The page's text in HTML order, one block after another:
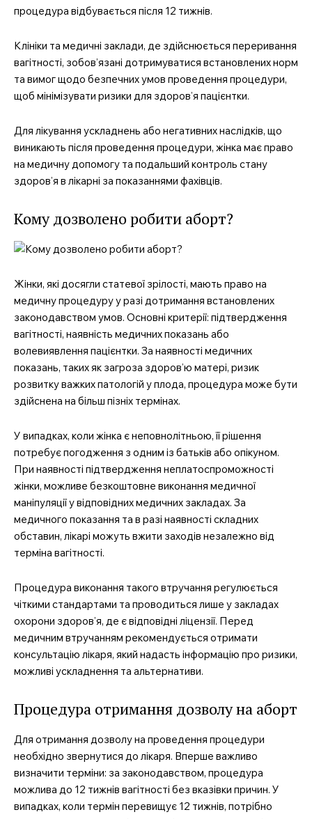
процедура відбувається після 12 тижнів.
Клініки та медичні заклади, де здійснюється переривання
вагітності, зобов’язані дотримуватися встановлених норм
та вимог щодо безпечних умов проведення процедури,
щоб мінімізувати ризики для здоров’я пацієнтки.
Для лікування ускладнень або негативних наслідків, що
виникають після проведення процедури, жінка має право
на медичну допомогу та подальший контроль стану
здоров’я в лікарні за показаннями фахівців.
Кому дозволено робити аборт?
Жінки, які досягли статевої зрілості, мають право на
медичну процедуру у разі дотримання встановлених
законодавством умов. Основні критерії: підтвердження
вагітності, наявність медичних показань або
волевиявлення пацієнтки. За наявності медичних
показань, таких як загроза здоров’ю матері, ризик
розвитку важких патологій у плода, процедура може бути
здійснена на більш пізніх термінах.
У випадках, коли жінка є неповнолітньою, її рішення
потребує погодження з одним із батьків або опікуном.
При наявності підтвердження неплатоспроможності
жінки, можливе безкоштовне виконання медичної
маніпуляції у відповідних медичних закладах. За
медичного показання та в разі наявності складних
обставин, лікарі можуть вжити заходів незалежно від
терміна вагітності.
Процедура виконання такого втручання регулюється
чіткими стандартами та проводиться лише у закладах
охорони здоров’я, де є відповідні ліцензії. Перед
медичним втручанням рекомендується отримати
консультацію лікаря, який надасть інформацію про ризики,
можливі ускладнення та альтернативи.
Процедура отримання дозволу на аборт
Для отримання дозволу на проведення процедури
необхідно звернутися до лікаря. Вперше важливо
визначити терміни: за законодавством, процедура
можлива до 12 тижнів вагітності без вказівки причин. У
випадках, коли термін перевищує 12 тижнів, потрібно